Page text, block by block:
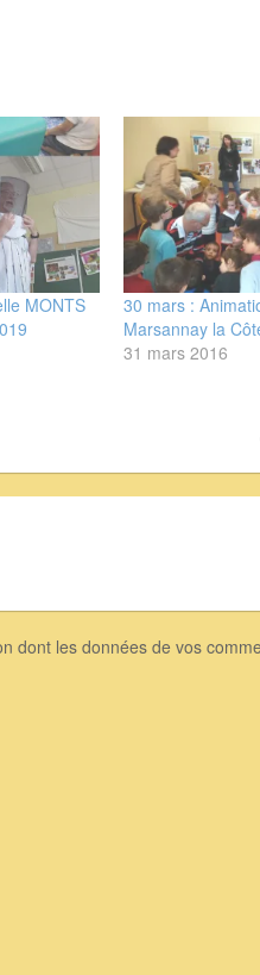
MONTS
30 mars :
Marsannay la
31 mars 2016
dont les données de vos